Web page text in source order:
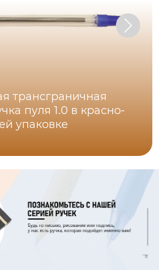
трансграничная
пуля 1.0 в красно-
упаковке